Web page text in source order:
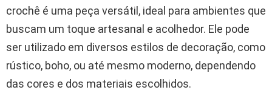
crochê é uma peça versátil, ideal para ambientes que
buscam um toque artesanal e acolhedor. Ele pode
ser utilizado em diversos estilos de decoração, como
rústico, boho, ou até mesmo moderno, dependendo
das cores e dos materiais escolhidos.